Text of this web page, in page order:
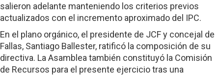
salieron adelante manteniendo los criterios previos
actualizados con el incremento aproximado del IPC.
En el plano orgánico, el presidente de JCF y concejal de
Fallas, Santiago Ballester, ratificó la composición de su
directiva. La Asamblea también constituyó la Comisión
de Recursos para el presente ejercicio tras una